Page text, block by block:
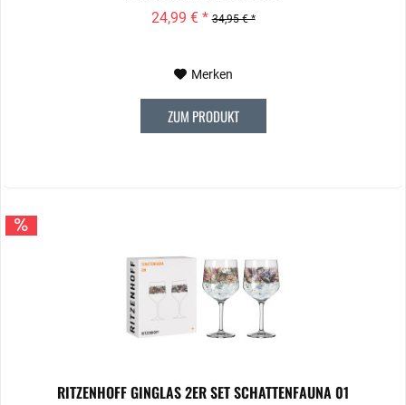
24,99 € * 34,95 € *
Merken
ZUM PRODUKT
RITZENHOFF GINGLAS 2ER SET SCHATTENFAUNA 01